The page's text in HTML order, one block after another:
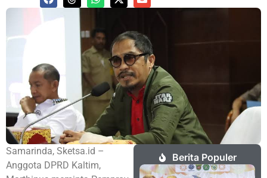
Samarinda, Sketsa.id –
Anggota DPRD Kaltim,
Berita Populer